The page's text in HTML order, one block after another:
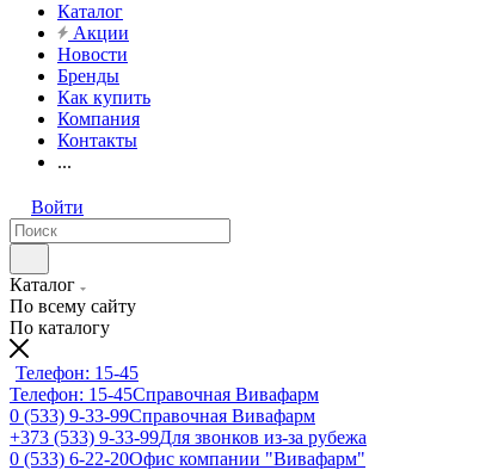
Каталог
Акции
Новости
Бренды
Как купить
Компания
Контакты
...
Войти
Каталог
По всему сайту
По каталогу
Телефон: 15-45
Телефон: 15-45Справочная Вивафарм
0 (533) 9-33-99Справочная Вивафарм
+373 (533) 9-33-99Для звонков из-за рубежа
0 (533) 6-22-20Офис компании "Вивафарм"